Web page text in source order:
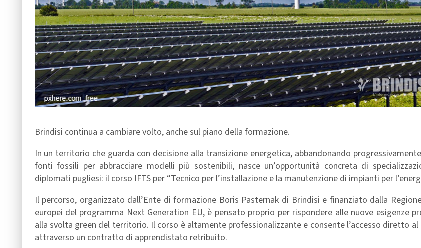
Brindisi continua a cambiare volto, anche sul piano della formazione.
In un territorio che guarda con decisione alla transizione energetica, abbandonando
fonti fossili per abbracciare modelli più sostenibili, nasce un’opportunità concreta di
diplomati pugliesi: il corso IFTS per “Tecnico per l’installazione e la manutenzione di impianti per
Il percorso, organizzato dall’Ente di formazione Boris Pasternak di Brindisi e finanziato dalla
europei del programma Next Generation EU, è pensato proprio per rispondere alle nuove esigenze
alla svolta green del territorio. Il corso è altamente professionalizzante e consente l’accesso diretto
attraverso un contratto di apprendistato retribuito.